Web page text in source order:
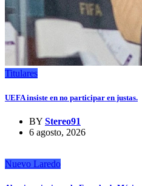
Titulares
UEFA insiste en no participar en justas.
BY Stereo91
6 agosto, 2026
Nuevo Laredo